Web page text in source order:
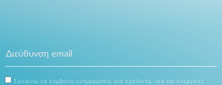
Συναινώ να λαμβάνω ενημερώσεις για προϊόντα, νέα και ενέργειες